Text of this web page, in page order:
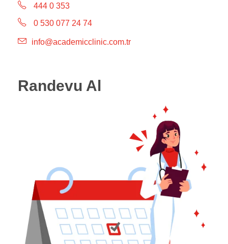
444 0 353
0 530 077 24 74
info@academicclinic.com.tr
Randevu Al